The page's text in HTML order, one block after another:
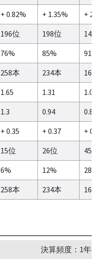
+ 0.82% + 1.35%
+
196位 198位
149
76% 85%
91%
258本 234本
165
1.65 1.31
1.01
1.3 0.94
0.86
+ 0.35 + 0.37
+
15位 26位
45位
6% 12%
28%
258本 234本 165
決算頻度：1年